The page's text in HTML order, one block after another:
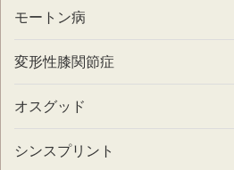
モートン病
変形性膝関節症
オスグッド
シンスプリント